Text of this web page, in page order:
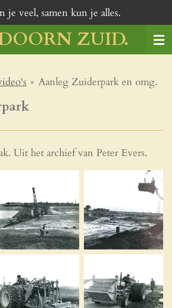
ZUID.
je veel, samen kun je alles.
» Aanleg Zuiderpark en omg.
Uit het archief van Peter Evers.